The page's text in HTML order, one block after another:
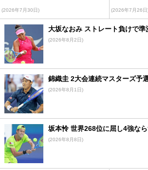
(2026年7月30日) (2026年7月26日
大坂なおみ ストレート負けで準
(2026年8月2日)
錦織圭 2大会連続マスターズ予
(2026年8月1日)
坂本怜 世界268位に屈し4強な
(2026年8月8日)